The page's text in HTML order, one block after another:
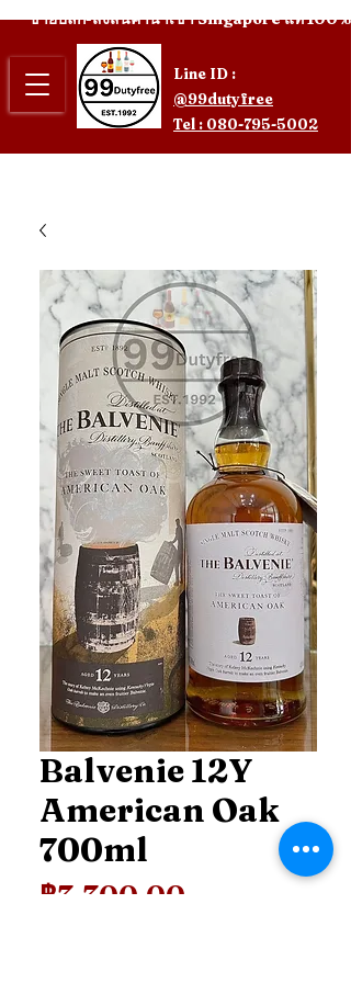
Line ID :
@99dutyfree
Tel : 080-795-5002
ขายปลีก-ส่งสินค้านำเข้า Singapore แท้ 100%
Balvenie 12Y
American Oak
700ml
฿3,300.00